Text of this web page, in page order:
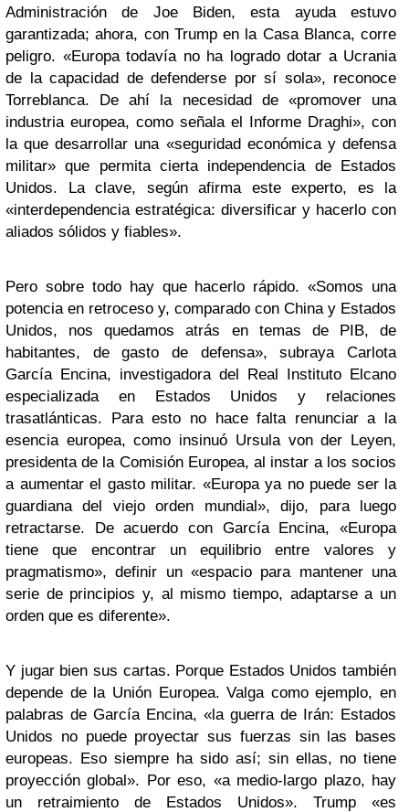
Administración de Joe Biden, esta ayuda estuvo
garantizada; ahora, con Trump en la Casa Blanca, corre
peligro. «Europa todavía no ha logrado dotar a Ucrania
de la capacidad de defenderse por sí sola», reconoce
Torreblanca. De ahí la necesidad de «promover una
industria europea, como señala el Informe Draghi», con
la que desarrollar una «seguridad económica y defensa
militar» que permita cierta independencia de Estados
Unidos. La clave, según afirma este experto, es la
«interdependencia estratégica: diversificar y hacerlo con
aliados sólidos y fiables».
Pero sobre todo hay que hacerlo rápido. «Somos una
potencia en retroceso y, comparado con China y Estados
Unidos, nos quedamos atrás en temas de PIB, de
habitantes, de gasto de defensa», subraya Carlota
García Encina, investigadora del Real Instituto Elcano
especializada en Estados Unidos y relaciones
trasatlánticas. Para esto no hace falta renunciar a la
esencia europea, como insinuó Ursula von der Leyen,
presidenta de la Comisión Europea, al instar a los socios
a aumentar el gasto militar. «Europa ya no puede ser la
guardiana del viejo orden mundial», dijo, para luego
retractarse. De acuerdo con García Encina, «Europa
tiene que encontrar un equilibrio entre valores y
pragmatismo», definir un «espacio para mantener una
serie de principios y, al mismo tiempo, adaptarse a un
orden que es diferente».
Y jugar bien sus cartas. Porque Estados Unidos también
depende de la Unión Europea. Valga como ejemplo, en
palabras de García Encina, «la guerra de Irán: Estados
Unidos no puede proyectar sus fuerzas sin las bases
europeas. Eso siempre ha sido así; sin ellas, no tiene
proyección global». Por eso, «a medio-largo plazo, hay
un retraimiento de Estados Unidos». Trump «es